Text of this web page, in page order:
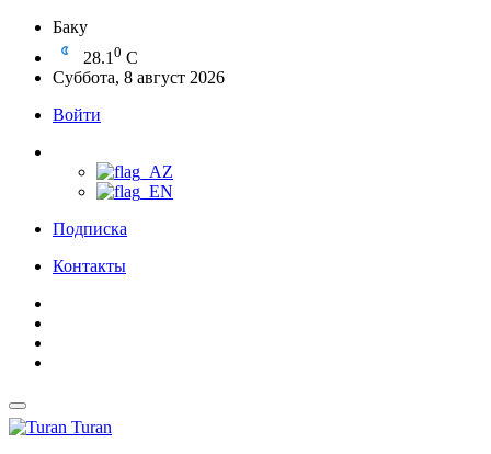
Баку
28.1 0 C
Суббота, 8 август 2026
Войти
Подписка
Контакты
Turan